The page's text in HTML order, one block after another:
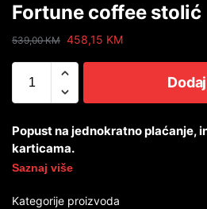
Fortune coffee stolić
539,00KM 458,15 KM
Popust na jednokratno plaćanje,
karticama.
Saznaj više
Kategorije proizvoda